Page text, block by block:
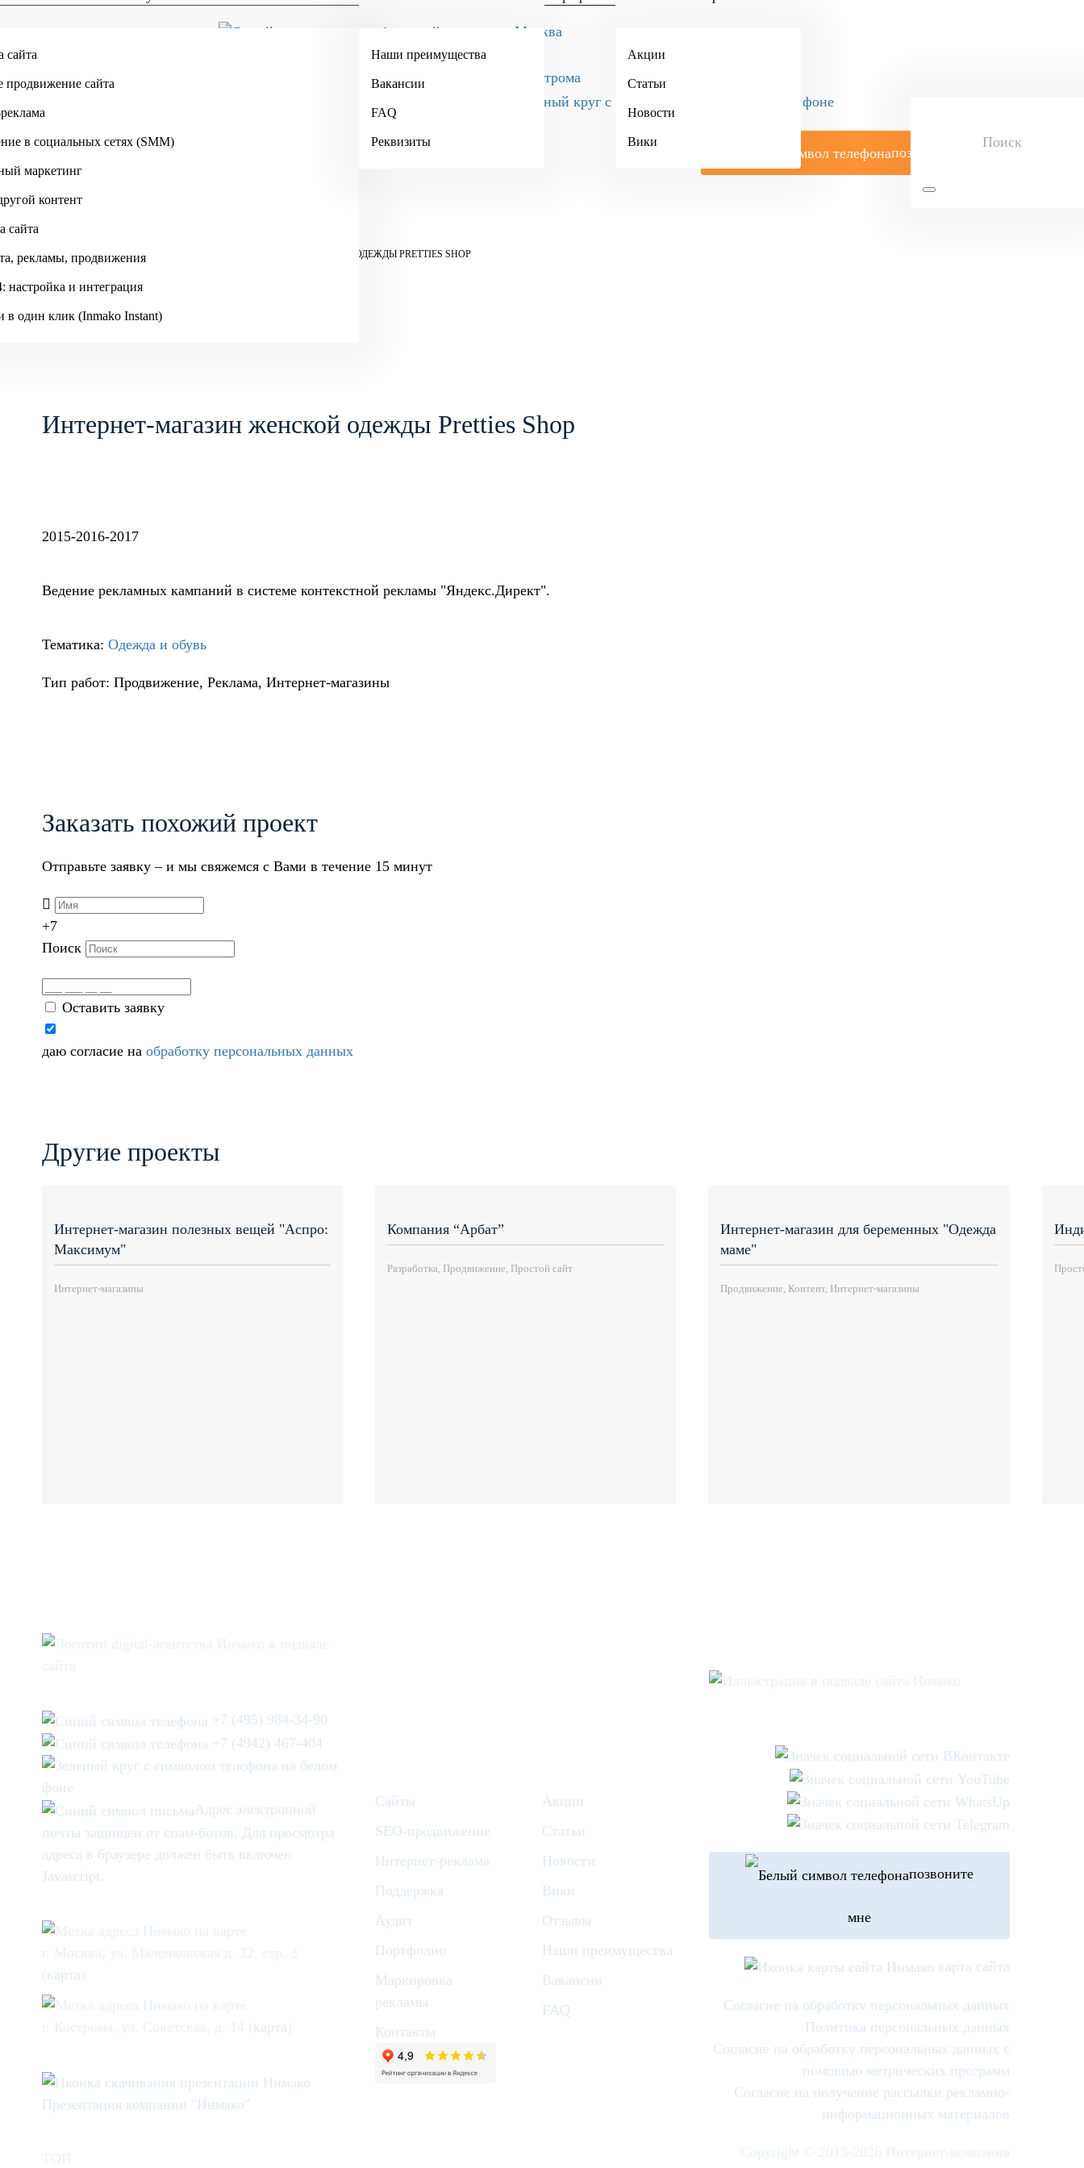
Москва
+7 (495) 984-34-90
Кострома
сайта
продвижение сайта
в социальных сетях (SMM)
маркетинг
контент
сайта
рекламы, продвижения
настройка и интеграция
в один клик (Inmako Instant)
Наши преимущества
Вакансии
FAQ
Реквизиты
Акции
Статьи
Новости
Вики
позвоните мне
ИНМАКО ПОРТФОЛИО ИНТЕРНЕТ-МАГАЗИН ЖЕНСКОЙ ОДЕЖДЫ PRETTIES SHOP
Интернет-магазин женской одежды Pretties Shop
2015-2016-2017
Ведение рекламных кампаний в системе контекстной рекламы "Яндекс.Директ".
Тематика: Одежда и обувь
Тип работ: Продвижение, Реклама, Интернет-магазины
Заказать похожий проект
Отправьте заявку – и мы свяжемся с Вами в течение 15 минут
+7
Поиск
Оставить заявку
даю согласие на обработку персональных данных
Другие проекты
Интернет-магазин полезных вещей "Аспро:
Максимум"
Интернет-магазины
Компания “Арбат”
Разработка, Продвижение, Простой сайт
Интернет-магазин для беременных "Одежда
маме"
Продвижение, Контент, Интернет-магазины
+7 (495) 984-34-90
+7 (4942) 467-404
Адрес электронной
почты защищен от спам-ботов. Для просмотра
адреса в браузере должен быть включен
Javascript.
карта
карта
Презентация компании "Инмако"
Сайты
SEO-продвижение
Интернет-реклама
Поддержка
Аудит
Портфолио
Маркировка
рекламы
Контакты
Акции
Статьи
Новости
Вики
Отзывы
Наши преимущества
Вакансии
FAQ
позвоните
мне
карта сайта
Согласие на обработку персональных данных
Политика персональных данных
Согласие на обработку персональных данных с
помощью метрических программ
Согласие на получение рассылки рекламно-
информационных материалов